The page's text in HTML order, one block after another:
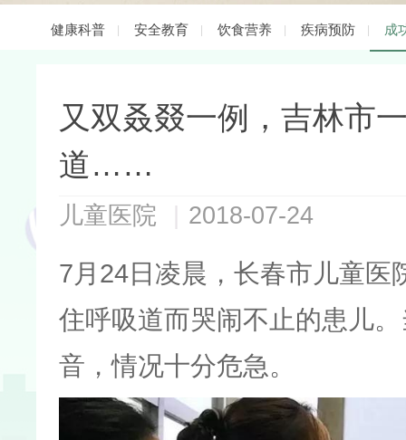
健康科普 安全教育 饮食营养 疾病预防 成
又双叒叕一例，吉林市
道……
儿童医院 2018-07-24
7月24日凌晨，长春市儿童医
住呼吸道而哭闹不止的患儿
音，情况十分危急。